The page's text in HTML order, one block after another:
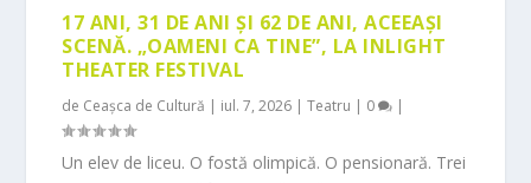
17 ANI, 31 DE ANI ȘI 62 DE ANI, ACEEAȘI
SCENĂ. „OAMENI CA TINE”, LA INLIGHT
THEATER FESTIVAL
de Ceașca de Cultură | iul. 7, 2026 |Teatru | 0 |
Un elev de liceu. O fostă olimpică. O pensionară. Trei